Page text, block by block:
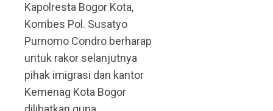
Kapolresta Bogor Kota,
Kombes Pol. Susatyo
Purnomo Condro berharap
untuk rakor selanjutnya
pihak imigrasi dan kantor
Kemenag Kota Bogor